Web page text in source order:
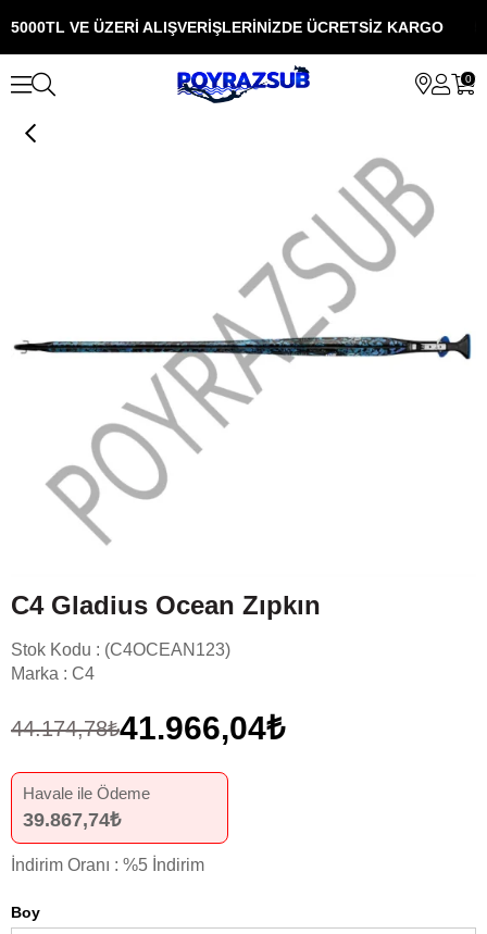
5000TL VE ÜZERİ ALIŞVERİŞLERİNİZDE ÜCRETSİZ KARGO
0
C4 Gladius Ocean Zıpkın
Stok Kodu
(C4OCEAN123)
Marka : C4
44.174,78₺41.966,04₺
Havale ile Ödeme
39.867,74₺
İndirim Oranı : %5 İndirim
Boy